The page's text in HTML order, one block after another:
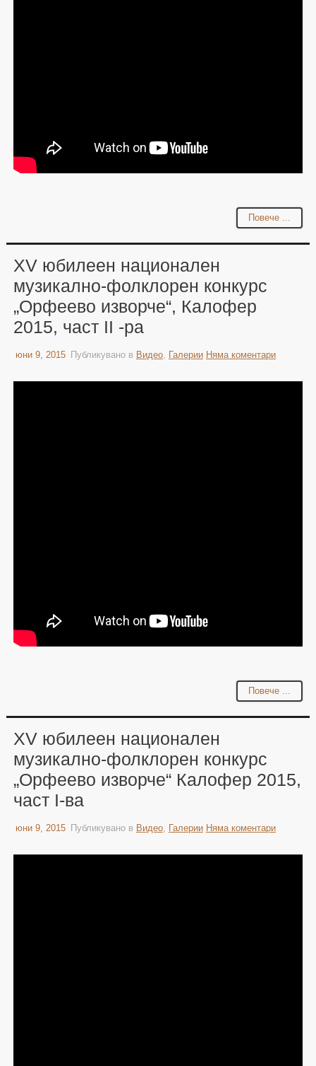
Повече ...
XV юбилеен национален
музикално-фолклорен конкурс
„Орфеево изворче“, Калофер
2015, част II -ра
юни 9, 2015 Публикувано в Видео, Галерии Няма коментари
Повече ...
XV юбилеен национален
музикално-фолклорен конкурс
„Орфеево изворче“ Калофер 2015,
част I-ва
юни 9, 2015 Публикувано в Видео, Галерии Няма коментари